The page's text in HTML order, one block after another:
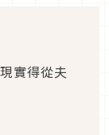
實得從夫